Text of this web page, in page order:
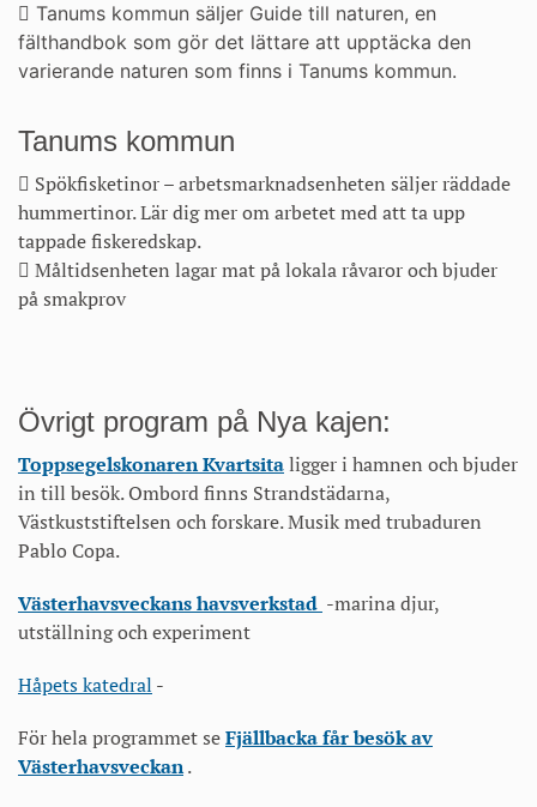
 Tanums kommun säljer Guide till naturen, en
fälthandbok som gör det lättare att upptäcka den
varierande naturen som finns i Tanums kommun.
Tanums kommun
 Spökfisketinor – arbetsmarknadsenheten säljer räddade
hummertinor. Lär dig mer om arbetet med att ta upp
tappade fiskeredskap.
 Måltidsenheten lagar mat på lokala råvaror och bjuder
på smakprov
Övrigt program på Nya kajen:
Toppsegelskonaren Kvartsitaligger i hamnen och bjuder
in till besök. Ombord finns Strandstädarna,
Västkuststiftelsen och forskare. Musik med trubaduren
Pablo Copa.
Västerhavsveckans havsverkstad -marina djur,
utställning och experiment
Håpets katedral -
För hela programmet seFjällbacka får besök av
Västerhavsveckan.